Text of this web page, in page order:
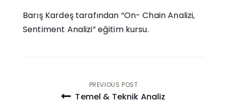
Barış Kardeş tarafından “On- Chain Analizi,
Sentiment Analizi” eğitim kursu.
PREVIOUS POST
Temel & Teknik Analiz